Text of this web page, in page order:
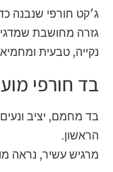
ג׳קט חורפי שנבנה
גזרה מחושבת
נקייה, טבעית
בד חורפי
בד מחמם, יציב
הראשון.
מרגיש עשיר, נראה